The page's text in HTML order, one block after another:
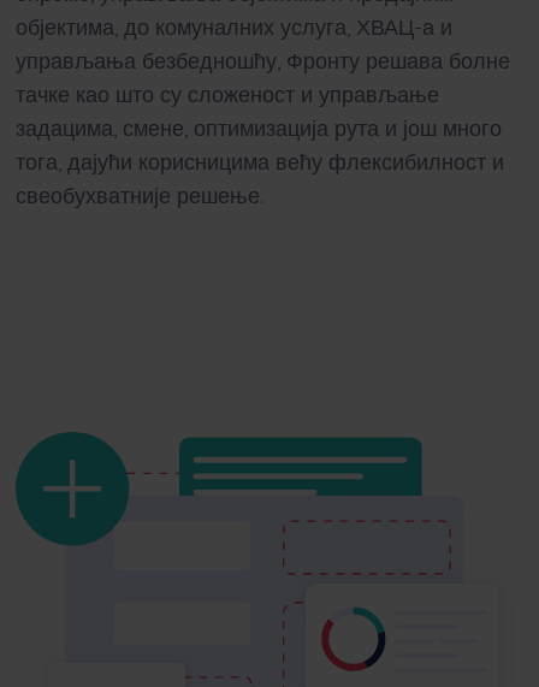
објектима, до комуналних услуга, ХВАЦ-а и
управљања безбедношћу, Фронту решава болне
тачке као што су сложеност и управљање
задацима, смене, оптимизација рута и још много
тога, дајући корисницима већу флексибилност и
свеобухватније решење.